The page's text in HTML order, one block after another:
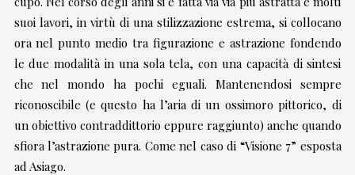
suoi lavori, in virtù di una stilizzazione estrema, si collocano
ora nel punto medio tra figurazione e astrazione fondendo
le due modalità in una sola tela, con una capacità di sintesi
che nel mondo ha pochi eguali. Mantenendosi sempre
riconoscibile (e questo ha l’aria di un ossimoro pittorico, di
un obiettivo contraddittorio eppure raggiunto) anche quando
sfiora l’astrazione pura. Come nel caso di “Visione 7” esposta
ad Asiago.